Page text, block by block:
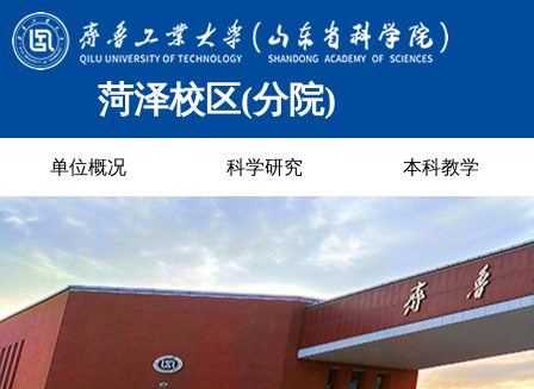
菏泽校区(分院)
单位概况 科学研究 本科教学